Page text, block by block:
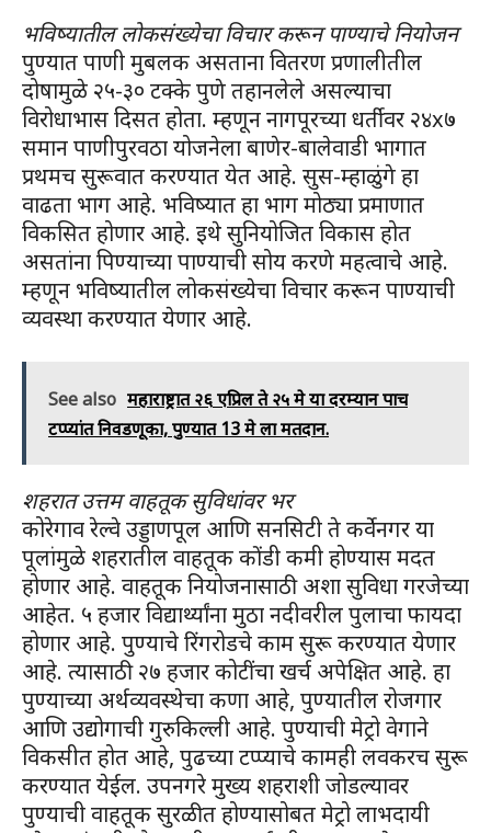
भविष्यातील लोकसंख्येचा विचार करून पाण्याचे नियोजन
पुण्यात पाणी मुबलक असताना वितरण प्रणालीतील
दोषामुळे २५-३० टक्के पुणे तहानलेले असल्याचा
विरोधाभास दिसत होता. म्हणून नागपूरच्या धर्तीवर २४x७
समान पाणीपुरवठा योजनेला बाणेर-बालेवाडी भागात
प्रथमच सुरूवात करण्यात येत आहे. सुस-म्हाळुंगे हा
वाढता भाग आहे. भविष्यात हा भाग मोठ्या प्रमाणात
विकसित होणार आहे. इथे सुनियोजित विकास होत
असतांना पिण्याच्या पाण्याची सोय करणे महत्वाचे आहे.
म्हणून भविष्यातील लोकसंख्येचा विचार करून पाण्याची
व्यवस्था करण्यात येणार आहे.
See also महाराष्ट्रात २६ एप्रिल ते २५ मे या दरम्यान पाच
टप्प्यांत निवडणूका, पुण्यात 13 मे ला मतदान.
शहरात उत्तम वाहतूक सुविधांवर भर
कोरेगाव रेल्वे उड्डाणपूल आणि सनसिटी ते कर्वेनगर या
पूलांमुळे शहरातील वाहतूक कोंडी कमी होण्यास मदत
होणार आहे. वाहतूक नियोजनासाठी अशा सुविधा गरजेच्या
आहेत. ५ हजार विद्यार्थ्यांना मुठा नदीवरील पुलाचा फायदा
होणार आहे. पुण्याचे रिंगरोडचे काम सुरू करण्यात येणार
आहे. त्यासाठी २७ हजार कोटींचा खर्च अपेक्षित आहे. हा
पुण्याच्या अर्थव्यवस्थेचा कणा आहे, पुण्यातील रोजगार
आणि उद्योगाची गुरुकिल्ली आहे. पुण्याची मेट्रो वेगाने
विकसीत होत आहे, पुढच्या टप्प्याचे कामही लवकरच सुरू
करण्यात येईल. उपनगरे मुख्य शहराशी जोडल्यावर
पुण्याची वाहतूक सुरळीत होण्यासोबत मेट्रो लाभदायी